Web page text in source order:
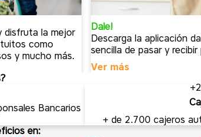
disfruta la mejor
como
y mucho más.
Dale!
Descarga la aplicación
sencilla de pasar y recibir
Ver más
Bancarios
+ de 2.700 cajeros
en: